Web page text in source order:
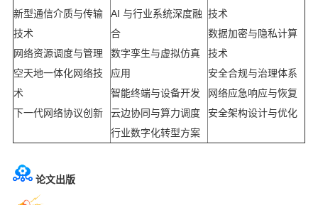
新型通信介质与传输
技术
网络资源调度与管理
空天地一体化网络技
术
下一代网络协议创新
AI 与行业系统深度融
合
数字孪生与虚拟仿真
应用
智能终端与设备开发
云边协同与算力调度
行业数字化转型方案
技术
数据加密与隐私计算
技术
安全合规与治理体系
网络应急响应与恢复
安全架构设计与优化
论文出版